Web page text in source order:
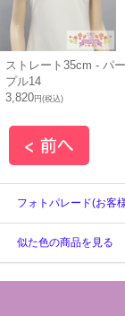
ストレート35cm - パー
プル14
3,820円(税込)
フォトパレード(お客
似た色の商品を見る